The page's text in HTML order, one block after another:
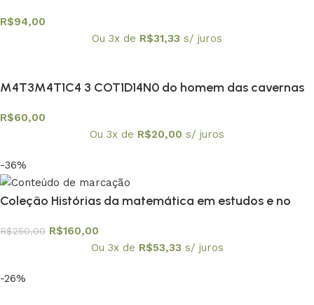
R$94,00
Ou 3x de R$31,33 s/ juros
M4T3M4T1C4 3 COT1D14N0 do homem das cavernas
R$60,00
Ou 3x de R$20,00 s/ juros
-36%
Coleção Histórias da matemática em estudos e no
R$250,00 R$160,00
Ou 3x de R$53,33 s/ juros
-26%